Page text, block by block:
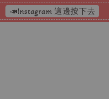
📣Instagram 這邊按下去